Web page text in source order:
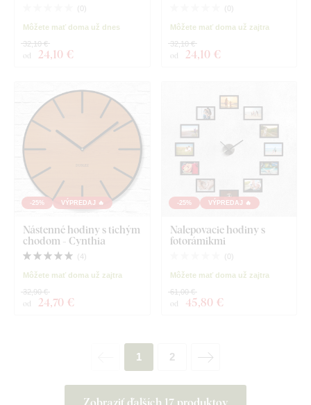
( 0)
Môžete mať doma už dnes
od 24,10 €
32,10 €
( 0)
Môžete mať doma už zajtra
od 24,10 €
32,10 €
-25% VÝPREDAJ 🔥
Nástenné hodiny s tichým
chodom - Cynthia
( 4 )
Môžete mať doma už zajtra
od 24,70 €
32,90 €
-25% VÝPREDAJ 🔥
Nalepovacie hodiny s
fotorámikmi
( 0 )
Môžete mať doma už zajtra
od 45,80 €
61,00 €
1 2